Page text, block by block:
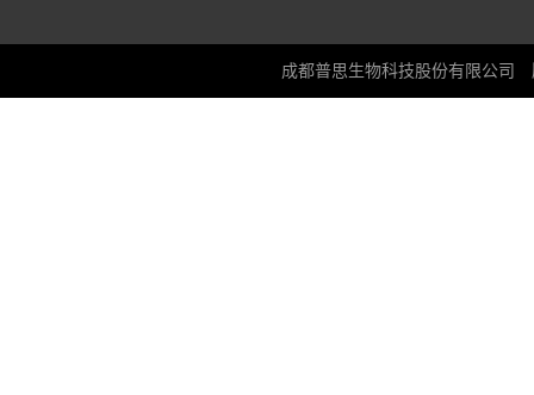
成都普思生物科技股份有限公司